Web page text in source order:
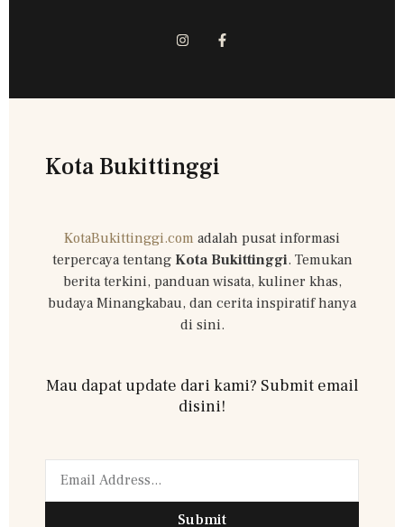
Kota Bukittinggi
KotaBukittinggi.com adalah pusat informasi
terpercaya tentang Kota Bukittinggi. Temukan
berita terkini, panduan wisata, kuliner khas,
budaya Minangkabau, dan cerita inspiratif hanya
di sini.
Mau dapat update dari kami? Submit email
disini!
Submit